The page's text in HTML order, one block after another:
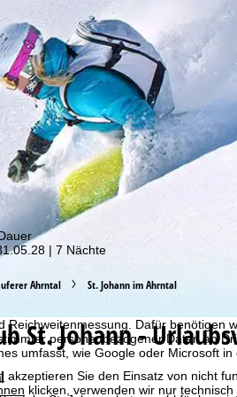
erheben wir mit Hilfe von Cookies
Auf Basis Ihrer Aktivitäten werden
Reichweitenmessung. Dafür benötigen
personenbezogener Daten an
umfasst, wie Google oder Microsoft in
akzeptieren Sie den Einsatz von nicht
klicken, verwenden wir nur
Rabatt-Aktionen!
| 7 Nächte
Ahrntal St. Johann im Ahrntal
St. Johann -